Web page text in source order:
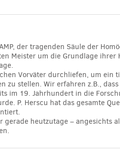
der tragenden Säule der
Meister um die Grundlage ihrer
Vorväter durchliefen, um ein
stellen. Wir erfahren z.B.,
im 19. Jahrhundert in die
P. Herscu hat das gesamte
heutzutage – angesichts